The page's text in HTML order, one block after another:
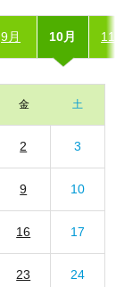
9月 10月
金 土
2 3
9 10
16 17
23 24